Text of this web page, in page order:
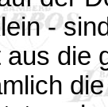
-
die